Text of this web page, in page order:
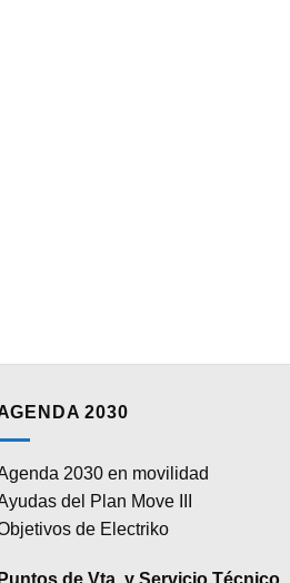
2030
2030 en movilidad
del Plan Move III
de Electriko